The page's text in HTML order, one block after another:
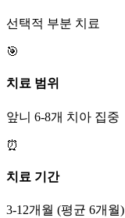
선택적 부분 치료
🎯
치료 범위
앞니 6-8개 치아 집중
⏰
치료 기간
3-12개월 (평균 6개월)